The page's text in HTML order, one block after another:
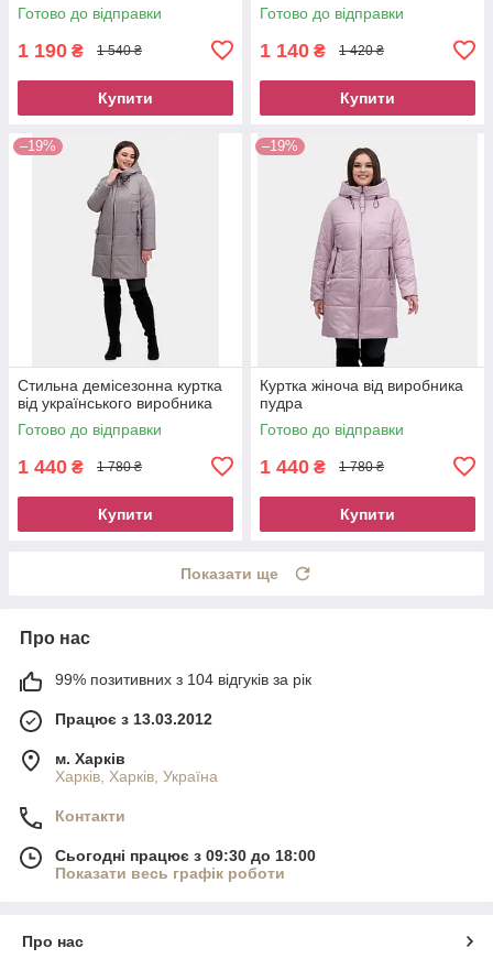
Готово до відправки
1 190 ₴ 1 540 ₴
Купити
Готово до відправки
1 140 ₴ 1 420 ₴
Купити
–19%
Стильна демісезонна куртка
від українського виробника
Готово до відправки
1 440 ₴ 1 780 ₴
Купити
–19%
Куртка жіноча від виробника
пудра
Готово до відправки
1 440 ₴ 1 780 ₴
Купити
Показати ще
Про нас
99% позитивних з 104 відгуків за рік
Працює з 13.03.2012
м. Харків
Харків, Харків, Україна
Контакти
Сьогодні працює з 09:30 до 18:00
Показати весь графік роботи
Про нас